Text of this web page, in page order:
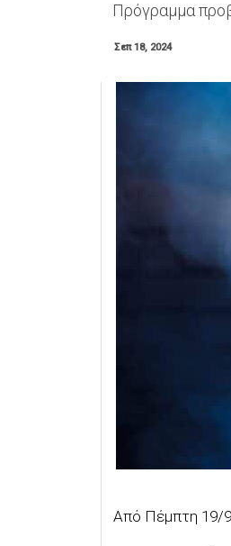
Πρόγραμμα
Σεπ 18, 2024
Από Πέμπτη 19/9